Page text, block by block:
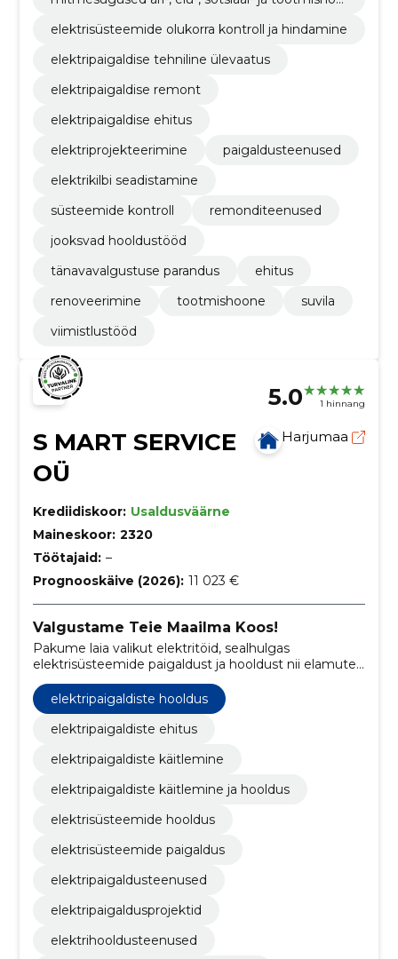
elektrisüsteemide olukorra kontroll ja hindamine
elektripaigaldise tehniline ülevaatus
elektripaigaldise remont
elektripaigaldise ehitus
elektriprojekteerimine
paigaldusteenused
elektrikilbi seadistamine
süsteemide kontroll
remonditeenused
jooksvad hooldustööd
tänavavalgustuse parandus
ehitus
renoveerimine
tootmishoone
suvila
viimistlustööd
5.0 1 hinnang
S MART SERVICE
OÜ
Harjumaa
Krediidiskoor: Usaldusväärne
Maineskoor: 2320
Töötajaid: –
Prognooskäive (2026): 11 023 €
Valgustame Teie Maailma Koos!
Pakume laia valikut elektritöid, sealhulgas
elektrisüsteemide paigaldust ja hooldust nii elamutes
kui ka tööstuslikes rajatistes.
elektripaigaldiste hooldus
elektripaigaldiste ehitus
elektripaigaldiste käitlemine
elektripaigaldiste käitlemine ja hooldus
elektrisüsteemide hooldus
elektrisüsteemide paigaldus
elektripaigaldusteenused
elektripaigaldusprojektid
elektrihooldusteenused